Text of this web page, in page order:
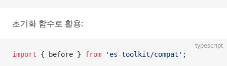
초기화 함수로 활용:
typescript
import { before } from 'es-toolkit/compat' ;